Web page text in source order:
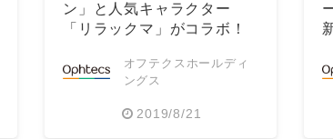
ン」と人気キャラクター
「リラックマ」がコラボ！
オフテクスホールディ
ングス
2019/8/21